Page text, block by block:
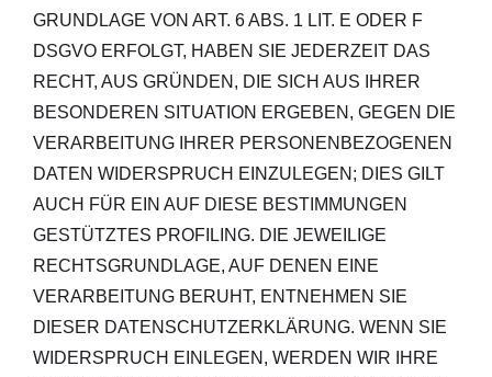
GRUNDLAGE VON ART. 6 ABS. 1 LIT. E ODER F
DSGVO ERFOLGT, HABEN SIE JEDERZEIT DAS
RECHT, AUS GRÜNDEN, DIE SICH AUS IHRER
BESONDEREN SITUATION ERGEBEN, GEGEN DIE
VERARBEITUNG IHRER PERSONENBEZOGENEN
DATEN WIDERSPRUCH EINZULEGEN; DIES GILT
AUCH FÜR EIN AUF DIESE BESTIMMUNGEN
GESTÜTZTES PROFILING. DIE JEWEILIGE
RECHTSGRUNDLAGE, AUF DENEN EINE
VERARBEITUNG BERUHT, ENTNEHMEN SIE
DIESER DATENSCHUTZERKLÄRUNG. WENN SIE
WIDERSPRUCH EINLEGEN, WERDEN WIR IHRE